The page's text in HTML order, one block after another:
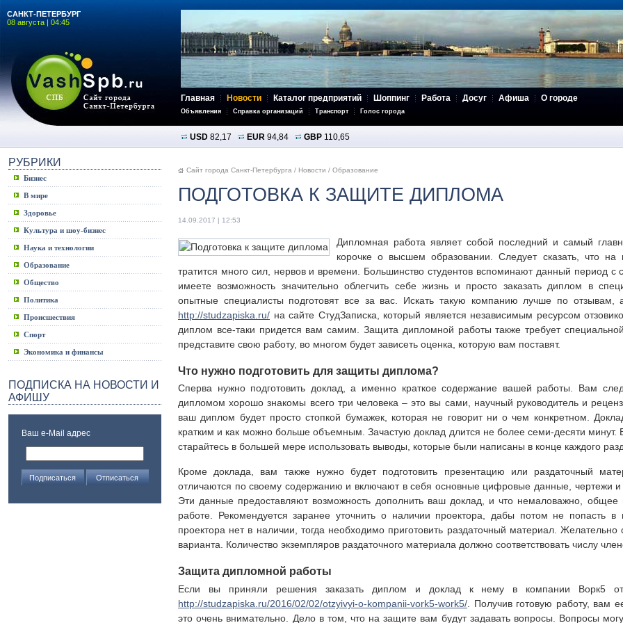
САНКТ-ПЕТЕРБУРГ
08 августа | 04:45
Главная Новости Каталог предприятий Шоппинг Работа Досуг Афиша О городе
Объявления Справка организаций Транспорт Голос города
USD 82,17 EUR 94,84 GBP 110,65
РУБРИКИ
Бизнес
В мире
Здоровье
Культура и шоу-бизнес
Наука и технологии
Образование
Общество
Политика
Происшествия
Спорт
Экономика и финансы
ПОДПИСКА НА НОВОСТИ И
АФИШУ
Ваш e-Mail адрес
Сайт города Санкт-Петербурга / Новости / Образование
ПОДГОТОВКА К ЗАЩИТЕ ДИПЛОМА
14.09.2017 | 12:53
Дипломная работа являет собой последний и самый
корочке о высшем образовании. Следует сказать, что на
тратится много сил, нервов и времени. Большинство студентов вспоминают данный период
имеете возможность значительно облегчить себе жизнь и просто заказать диплом в
опытные специалисты подготовят все за вас. Искать такую компанию лучше по
http://studzapiska.ru/ на сайте СтудЗаписка, который является независимым ресурсом
диплом все-таки придется вам самим. Защита дипломной работы также требует
представите свою работу, во многом будет зависеть оценка, которую вам поставят.
Что нужно подготовить для защиты диплома?
Сперва нужно подготовить доклад, а именно краткое содержание вашей работы. Вам
дипломом хорошо знакомы всего три человека – это вы сами, научный руководитель и
ваш диплом будет просто стопкой бумажек, которая не говорит ни о чем конкретном.
кратким и как можно больше объемным. Зачастую доклад длится не более семи-десяти минут.
старайтесь в большей мере использовать выводы, которые были написаны в конце каждого
Кроме доклада, вам также нужно будет подготовить презентацию или раздаточный
отличаются по своему содержанию и включают в себя основные цифровые данные, чертежи
Эти данные предоставляют возможность дополнить ваш доклад, и что немаловажно, общее
работе. Рекомендуется заранее уточнить о наличии проектора, дабы потом не попасть
проектора нет в наличии, тогда необходимо приготовить раздаточный материал. Желательно
варианта. Количество экземпляров раздаточного материала должно соответствовать числу
Защита дипломной работы
Если вы приняли решения заказать диплом и доклад к нему в компании Ворк5
http://studzapiska.ru/2016/02/02/otzyivyi-o-kompanii-vork5-work5/ . Получив готовую работу, вам
это очень внимательно. Дело в том, что на защите вам будут задавать вопросы. Вопросы